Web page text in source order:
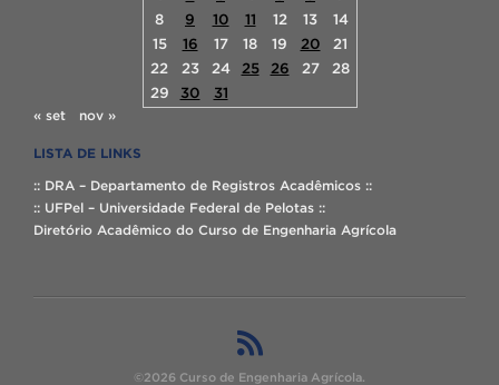
8
9 10 11 12 13
14
15
16 17 18 19 20
21
22
23 24 25 26 27
28
29
30 31
« set nov »
LISTA DE LINKS
:: DRA – Departamento de Registros Acadêmicos ::
:: UFPel – Universidade Federal de Pelotas ::
Diretório Acadêmico do Curso de Engenharia Agrícola
©2026 Curso de Engenharia Agrícola.